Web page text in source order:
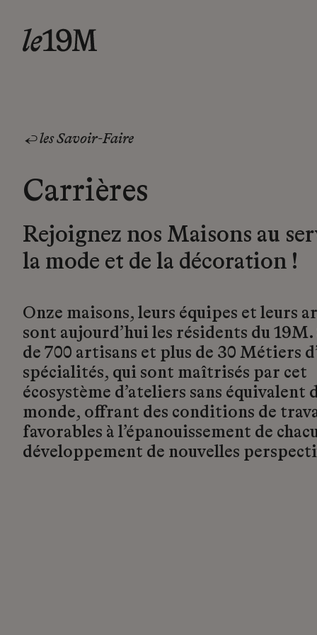
les Savoir-Faire
Carrières
Rejoignez nos Maisons au
la mode et de la décoration !
Onze maisons, leurs équipes et leurs
sont aujourd’hui les résidents du
de 700 artisans et plus de 30 Métiers
spécialités, qui sont maîtrisés par cet
écosystème d’ateliers sans équivalent
monde, offrant des conditions de
favorables à l’épanouissement de
développement de nouvelles